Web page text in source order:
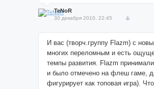
TeNoR
30 декабря 2010, 22:45
И вас (творч.группу Flazm) с
многих переломным и есть
темпы развития. Flazm
и было отмечено на флеш гаме,
фигурирует как топовая игра).